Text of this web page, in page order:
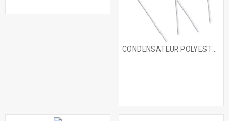
CONDENSATEUR POLYESTER MKT